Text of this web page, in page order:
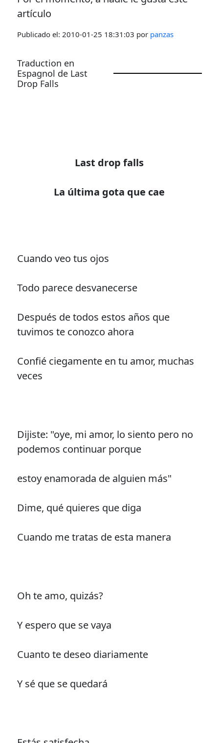
artículo
Publicado el: 2010-01-25 18:31:03 por panzas
Traduction en
Espagnol de Last
Drop Falls
Last drop falls
Cuando veo tus ojos
Todo parece desvanecerse
Después de todos estos años que
tuvimos te conozco ahora
Confié ciegamente en tu amor, muchas
veces
Dijiste: "oye, mi amor, lo siento pero no
podemos continuar porque
estoy enamorada de alguien más"
Dime, qué quieres que diga
Cuando me tratas de esta manera
Oh te amo, quizás?
Y espero que se vaya
Cuanto te deseo diariamente
Y sé que se quedará